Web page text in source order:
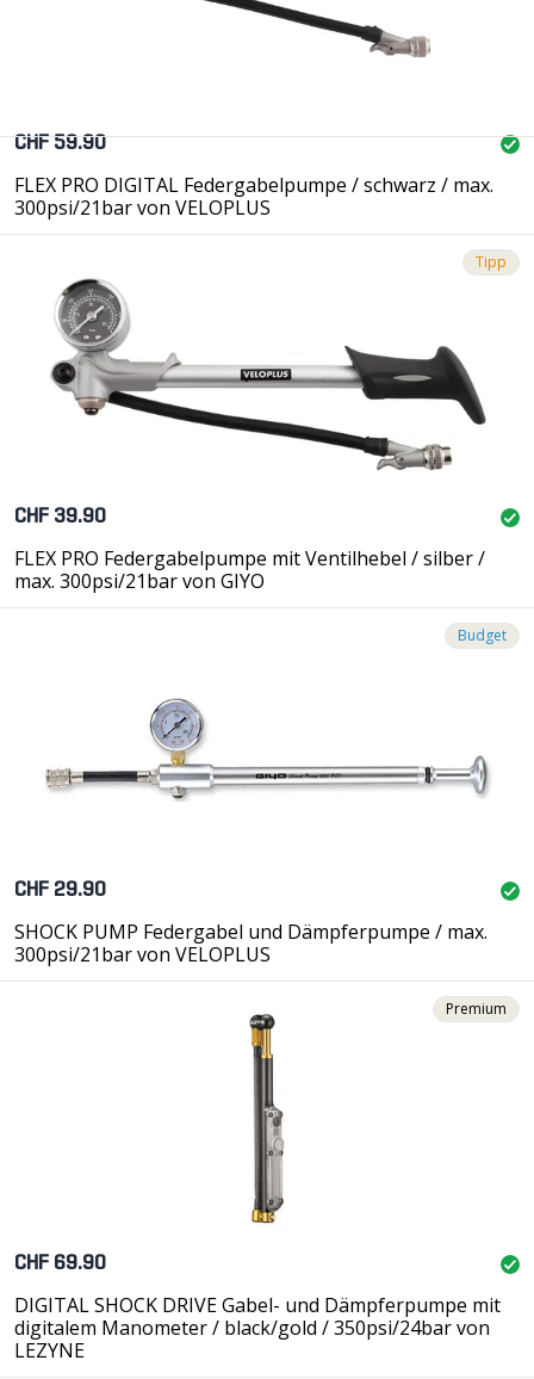
CHF 59.90
FLEX PRO DIGITAL Federgabelpumpe / schwarz / max.
300psi/21bar von VELOPLUS
Tipp
CHF 39.90
FLEX PRO Federgabelpumpe mit Ventilhebel / silber /
max. 300psi/21bar von GIYO
Budget
CHF 29.90
SHOCK PUMP Federgabel und Dämpferpumpe / max.
300psi/21bar von VELOPLUS
Premium
CHF 69.90
DIGITAL SHOCK DRIVE Gabel- und Dämpferpumpe mit
digitalem Manometer / black/gold / 350psi/24bar von
LEZYNE